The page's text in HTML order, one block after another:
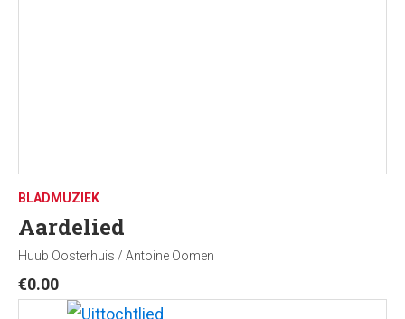
BLADMUZIEK
Aardelied
Huub Oosterhuis / Antoine Oomen
€0.00